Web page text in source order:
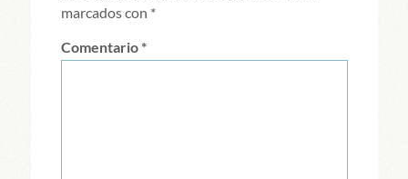
marcados con *
Comentario*